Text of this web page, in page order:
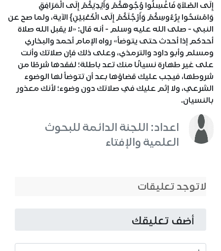
إِلَى الصَّلاَةِ فَاغْسِلُوا وُجُوهَكُمْ وَأَيْدِيَكُمْ إِلَى الْمَرَافِقِ
وَامْسَحُوا بِرُءُوسِكُمْ وَأَرْجُلَكُمْ إِلَى الْكَعْبَيْنِ} الآية، ولما صح عن
النبي - صلى الله عليه وسلم - أنه قال: «لا يقبل الله صلاة
أحدكم إذا أحدث حتى يتوضأ» رواه الإمام أحمد والبخاري
ومسلم وأبو داود والترمذي، وعلى ذلك فإن صلاتك وأنت
على غير طهارة نسيانًا منك تعد باطلة؛ لفقدها شرطًا من
شروطها، فيجب عليك قضاؤها بعد أن تتوضأ لها الوضوء
الشرعي، ولا إثم عليك في صلاتك دون وضوء؛ لأنك معذور
بالنسيان.
اعداد: اللجنة الدائمة للبحوث
العلمية والإفتاء
لاتوجد تعليقات
أضف تعليقك